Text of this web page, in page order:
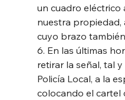
un cuadro eléctrico
nuestra propiedad,
cuyo brazo
6. En las últimas
retirar la señal, tal
Policía Local, a la
colocando el cartel